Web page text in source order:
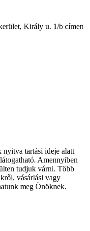
Király u. 1/b címen
tartási ideje alatt
Amennyiben
tudjuk várni. Több
vásárlási vagy
meg Önöknek.